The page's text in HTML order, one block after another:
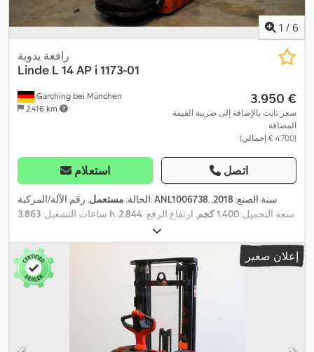
1 / 6
Garching bei München
2.416 km
رافعة يدوية
Linde L 14 AP i 1173-01
‏3.950 €
سعر ثابت بالإضافة إلى ضريبة القيمة
المضافة
(‏4.700 € إجمالي)
استعلام اتصل
الحالة: مستعمل , رقم الآلة/المركبة:ANL1006738 , سنة الصنع:2018
,
ساعات التشغيل: 3.863 h , سعة التحميل:1.400 كجم , ارتفاع الرفع: 2.844
, مركز تحميل الحمولة:
سيمبلكس, سعة البطارية:375 آه , جهد البطارية: 24 V, عرض إطار
الشوكة:
, طول الشوكات:1.150 مم 1.323 كجم
,
, الطول الكلي: , العرض الكلي:800
, وقود:كهرباء
إعلان صغير